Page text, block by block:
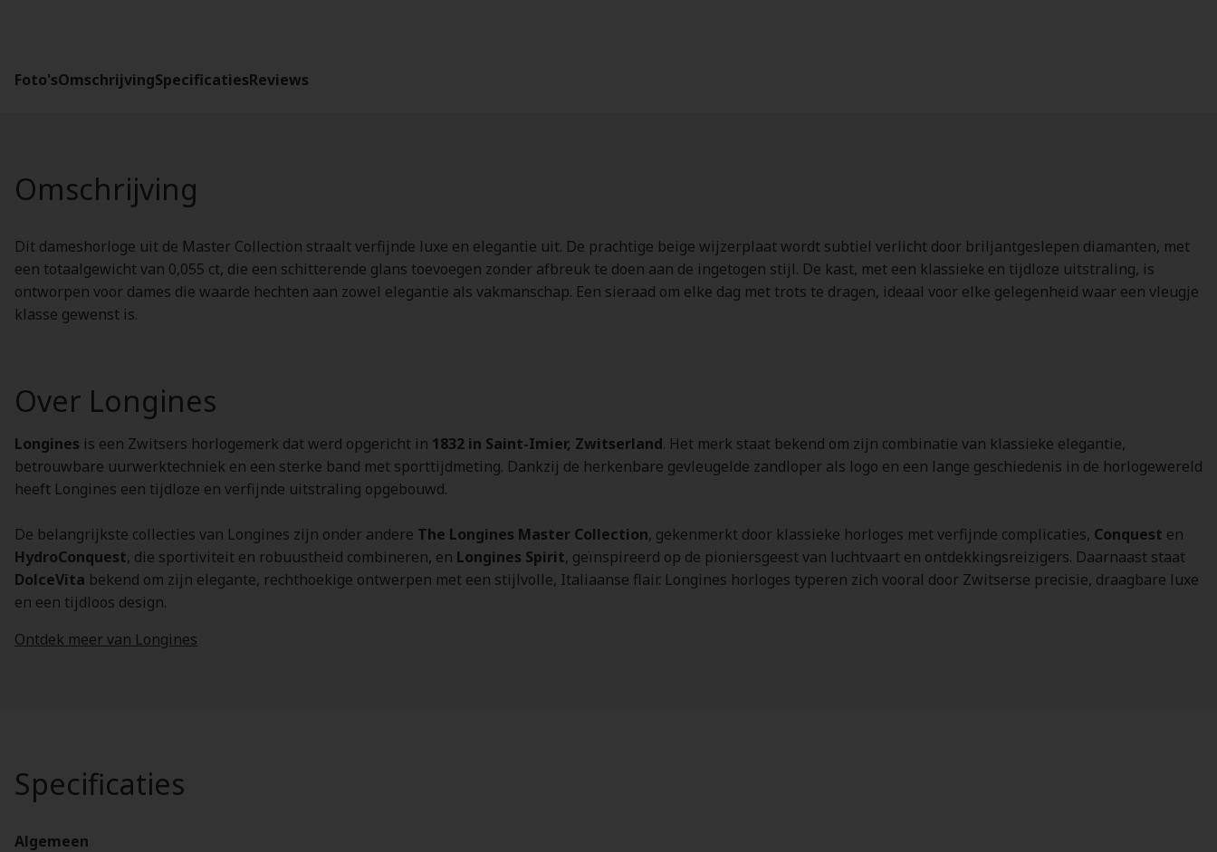
Foto'sOmschrijvingSpecificatiesReviews
Omschrijving
Dit dameshorloge uit de Master Collection straalt verfijnde luxe en elegantie uit. De prachtige beige wijzerplaat wordt subtiel verlicht door briljantgeslepen diamanten, met
een totaalgewicht van 0,055 ct, die een schitterende glans toevoegen zonder afbreuk te doen aan de ingetogen stijl. De kast, met een klassieke en tijdloze uitstraling, is
ontworpen voor dames die waarde hechten aan zowel elegantie als vakmanschap. Een sieraad om elke dag met trots te dragen, ideaal voor elke gelegenheid waar een vleugje
klasse gewenst is.
Over Longines
Longines is een Zwitsers horlogemerk dat werd opgericht in 1832 in Saint-Imier, Zwitserland. Het merk staat bekend om zijn combinatie van klassieke elegantie,
betrouwbare uurwerktechniek en een sterke band met sporttijdmeting. Dankzij de herkenbare gevleugelde zandloper als logo en een lange geschiedenis in de horlogewereld
heeft Longines een tijdloze en verfijnde uitstraling opgebouwd.
De belangrijkste collecties van Longines zijn onder andere The Longines Master Collection, gekenmerkt door klassieke horloges met verfijnde complicaties, Conquest en
HydroConquest, die sportiviteit en robuustheid combineren, en Longines Spirit, geïnspireerd op de pioniersgeest van luchtvaart en ontdekkingsreizigers. Daarnaast staat
DolceVita bekend om zijn elegante, rechthoekige ontwerpen met een stijlvolle, Italiaanse flair. Longines horloges typeren zich vooral door Zwitserse precisie, draagbare luxe
en een tijdloos design.
Ontdek meer van Longines
Specificaties
Algemeen